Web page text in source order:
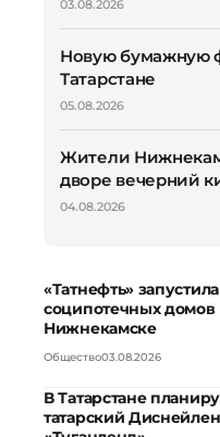
03.08.2026
Новую бумажную
Татарстане
05.08.2026
Жители
дворе вечерний
04.08.2026
«Татнефть»
соципотечных домов
Нижнекамске
Общество03.08.2026
В Татарстане
татарский